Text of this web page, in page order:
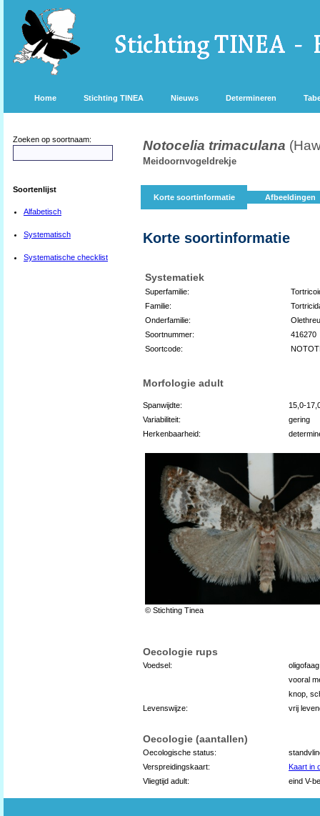
Home Stichting TINEA Nieuws Determineren
Zoeken op soortnaam:
Soortenlijst
Alfabetisch
Systematisch
Systematische checklist
Notocelia trimaculana
Meidoornvogeldrekje
Korte soortinformatie Afbeeldingen
Korte soortinformatie
Systematiek
Superfamilie:
Familie:
Onderfamilie:
Soortnummer:
416270
Soortcode:
Morfologie adult
Spanwijdte:
15,0-
Variabiliteit:
gering
Herkenbaarheid:
© Stichting Tinea
Oecologie rups
Voedsel:
vooral
knop,
Levenswijze:
vrij
Oecologie (aantallen)
Oecologische status:
Verspreidingskaart:
Kaart in
Vliegtijd adult:
eind V-